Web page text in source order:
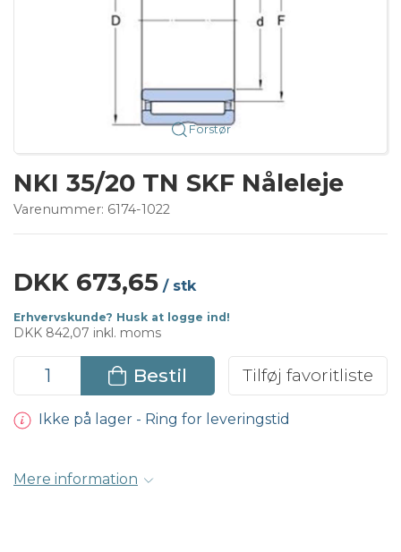
Forstør
NKI 35/20 TN SKF Nåleleje
Varenummer: 6174-1022
DKK 673,65 / stk
Erhvervskunde? Husk at logge ind!
DKK 842,07 inkl. moms
Bestil Tilføj favoritliste
Ikke på lager - Ring for leveringstid
Mere information